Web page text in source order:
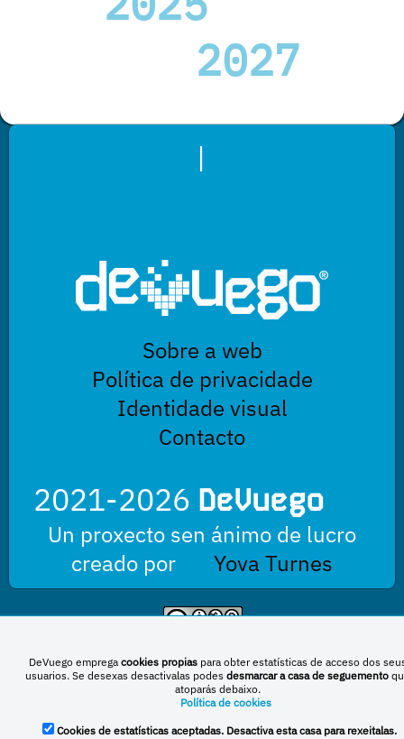
2027
|
Sobre a web
Política de privacidade
Identidade visual
Contacto
2021-2026 DeVuego
Un proxecto sen ánimo de lucro
creado por
Yova Turnes
NoComercial-CompartirIgual 4.0 Internacional
DeVuego emprega cookies propiaspara obter estatísticas de acceso dos
usuarios. Se desexas desactivalas podes desmarcar a casa de seguemento
atoparás debaixo.
Política de cookies
Cookies de estatísticas aceptadas. Desactiva esta casa para rexeitalas.